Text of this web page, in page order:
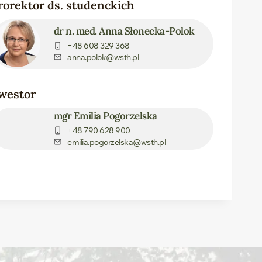
ds. studenckich
dr n. med. Anna Słonecka-Polok
+48 608 329 368
anna.polok@wsth.pl
mgr Emilia Pogorzelska
+48 790 628 900
emilia.pogorzelska@wsth.pl